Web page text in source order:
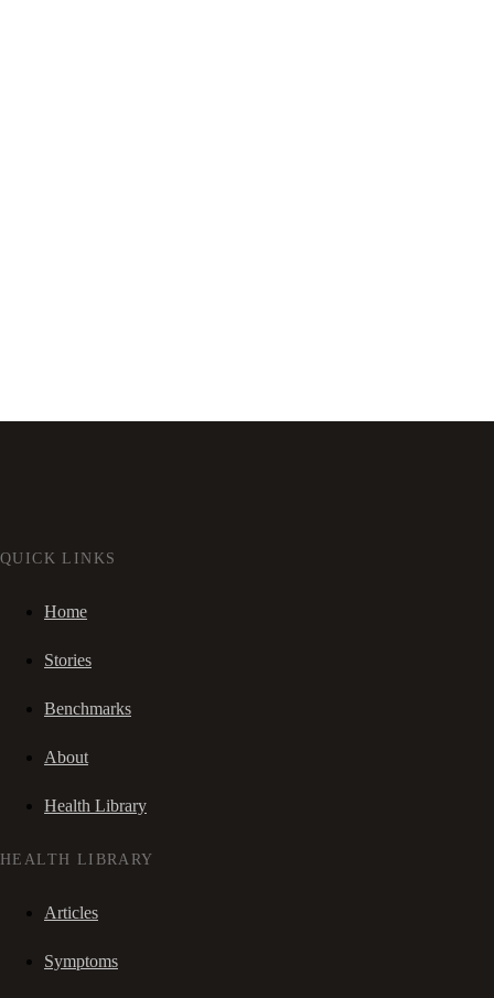
QUICK LINKS
Home
Stories
Benchmarks
About
Health Library
HEALTH LIBRARY
Articles
Symptoms